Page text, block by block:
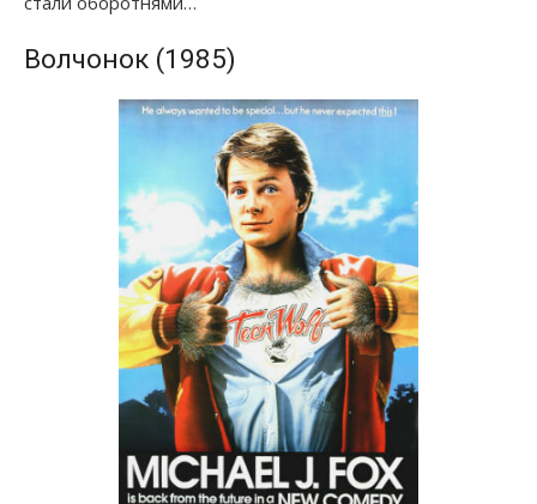
Волчонок (1985)